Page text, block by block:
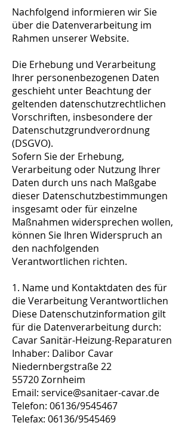
Nachfolgend informieren wir Sie
über die Datenverarbeitung im
Rahmen unserer Website.
Die Erhebung und Verarbeitung
Ihrer personenbezogenen Daten
geschieht unter Beachtung der
geltenden datenschutzrechtlichen
Vorschriften, insbesondere der
Datenschutzgrundverordnung
(DSGVO).
Sofern Sie der Erhebung,
Verarbeitung oder Nutzung Ihrer
Daten durch uns nach Maßgabe
dieser Datenschutzbestimmungen
insgesamt oder für einzelne
Maßnahmen widersprechen wollen,
können Sie Ihren Widerspruch an
den nachfolgenden
Verantwortlichen richten.
1. Name und Kontaktdaten des für
die Verarbeitung Verantwortlichen
Diese Datenschutzinformation gilt
für die Datenverarbeitung durch:
Cavar Sanitär-Heizung-Reparaturen
Inhaber: Dalibor Cavar
Niedernbergstraße 22
55720 Zornheim
Email: service@sanitaer-cavar.de
Telefon: 06136/9545467
Telefax: 06136/9545469